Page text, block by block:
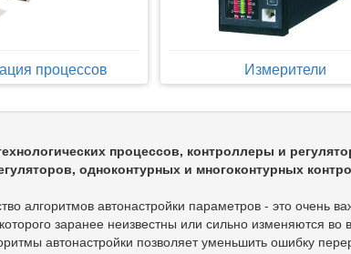
процессов Измерители
процессов, контроллеры и
одноконтурных и многоконтурных
алгоритмов автонастройки параметров - это очень
заранее неизвестны или сильно изменяются
автонастройки позволяет уменьшить ошибку